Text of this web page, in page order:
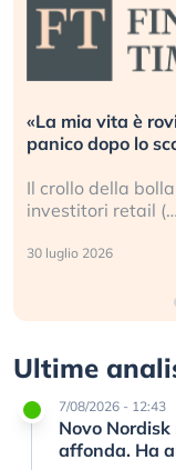
«La mia vita è
panico dopo lo
Il crollo della
investitori retail
30 luglio 2026
Ultime
7/08/2026 - 12:43
Novo
affonda. Ha